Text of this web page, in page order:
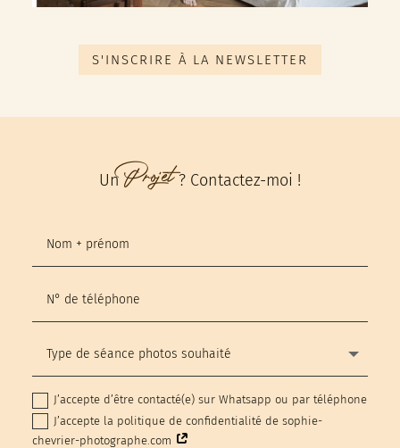
S'INSCRIRE À LA NEWSLETTER
Un Projet? Contactez-moi !
J’accepte d’être contacté(e) sur Whatsapp ou par téléphone
J’accepte la politique de confidentialité de sophie-
chevrier-photographe.com